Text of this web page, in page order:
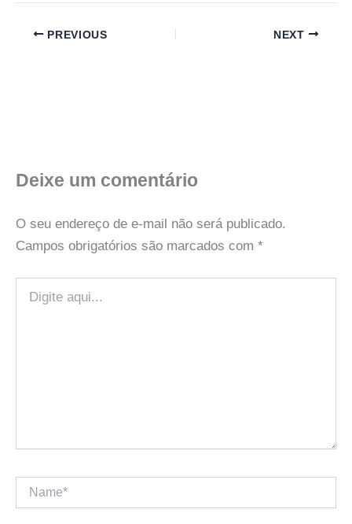
PREVIOUS NEXT
Deixe um comentário
O seu endereço de e-mail não será publicado.
Campos obrigatórios são marcados com *
aqui...
Name*